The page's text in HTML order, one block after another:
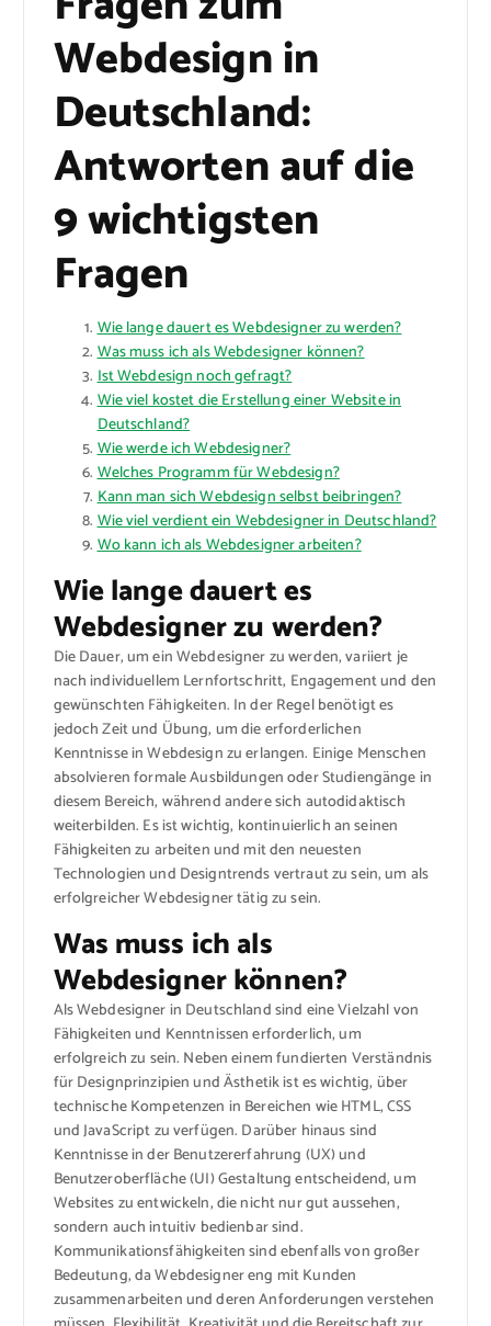
Webdesign in
Deutschland:
Antworten auf die
9 wichtigsten
Fragen
Wie lange dauert es Webdesigner zu werden?
Was muss ich als Webdesigner können?
Ist Webdesign noch gefragt?
Wie viel kostet die Erstellung einer Website in
Deutschland?
Wie werde ich Webdesigner?
Welches Programm für Webdesign?
Kann man sich Webdesign selbst beibringen?
Wie viel verdient ein Webdesigner in Deutschland?
Wo kann ich als Webdesigner arbeiten?
Wie lange dauert es
Webdesigner zu werden?
Die Dauer, um ein Webdesigner zu werden, variiert je
nach individuellem Lernfortschritt, Engagement und den
gewünschten Fähigkeiten. In der Regel benötigt es
jedoch Zeit und Übung, um die erforderlichen
Kenntnisse in Webdesign zu erlangen. Einige Menschen
absolvieren formale Ausbildungen oder Studiengänge in
diesem Bereich, während andere sich autodidaktisch
weiterbilden. Es ist wichtig, kontinuierlich an seinen
Fähigkeiten zu arbeiten und mit den neuesten
Technologien und Designtrends vertraut zu sein, um als
erfolgreicher Webdesigner tätig zu sein.
Was muss ich als
Webdesigner können?
Als Webdesigner in Deutschland sind eine Vielzahl von
Fähigkeiten und Kenntnissen erforderlich, um
erfolgreich zu sein. Neben einem fundierten Verständnis
für Designprinzipien und Ästhetik ist es wichtig, über
technische Kompetenzen in Bereichen wie HTML, CSS
und JavaScript zu verfügen. Darüber hinaus sind
Kenntnisse in der Benutzererfahrung (UX) und
Benutzeroberfläche (UI) Gestaltung entscheidend, um
Websites zu entwickeln, die nicht nur gut aussehen,
sondern auch intuitiv bedienbar sind.
Kommunikationsfähigkeiten sind ebenfalls von großer
Bedeutung, da Webdesigner eng mit Kunden
zusammenarbeiten und deren Anforderungen verstehen